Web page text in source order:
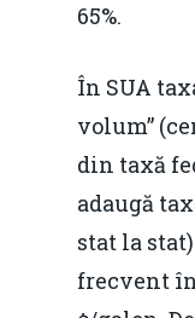
65%.
În SUA
volum”
din taxă
adaugă
stat la
frecvent în